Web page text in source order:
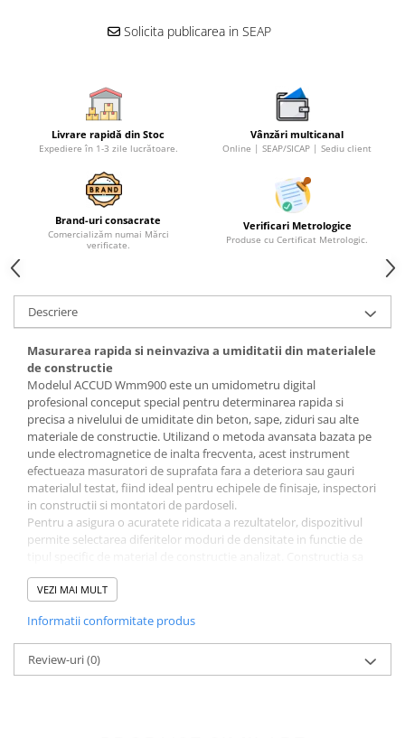
Ceasuri comparatoare
Ceasuri comparatoare mecanice
Ceasuri comparatoare digitale de
exterior
Ceasuri comparatoare digitale de
Truse de alezaj cu ceas
comparator
Ceasuri comparatoare digitale de
grosimi
Ceasuri comparatoare mecanice
de grosimi
Ceasuri comparatoare de
adancime
Ceasuri comparatoare cu levier
Accesorii pentru ceasuri
comparatoare
Aparate de masura si control
Termometre si higrometre
Multimetre digitale
Telemetre laser
Luxmetre
Tahometre
Anemometre
Solicita publicarea in SEAP
Livrare rapidă din Stoc
Expediere în 1-3 zile lucrătoare.
Vânzări multicanal
Online | SEAP/SICAP | Sediu client
Brand-uri consacrate
Comercializăm numai Mărci
verificate.
Verificari Metrologice
Produse cu Certificat Metrologic.
Descriere
Masurarea rapida si neinvaziva a umiditatii din materialele
de constructie
Modelul ACCUD Wmm900 este un umidometru digital
profesional conceput special pentru determinarea rapida si
precisa a nivelului de umiditate din beton, sape, ziduri sau alte
materiale de constructie. Utilizand o metoda avansata bazata pe
unde electromagnetice de inalta frecventa, acest instrument
efectueaza masuratori de suprafata fara a deteriora sau gauri
materialul testat, fiind ideal pentru echipele de finisaje, inspectori
in constructii si montatori de pardoseli.
Pentru a asigura o acuratete ridicata a rezultatelor, dispozitivul
permite selectarea diferitelor moduri de densitate in functie de
compacta si greutatea redusa de doar 95 de grame il fac extrem
de usor de manevrat pe santier sau in timpul inspectiilor de
Specificatii tehnice
Interval de masurare (Umiditate):0 - 40%.
Precizie:+/- 2%.
Rezolutie:0,5%.
VEZI MAI MULT
Informatii conformitate produs
Review-uri(0)